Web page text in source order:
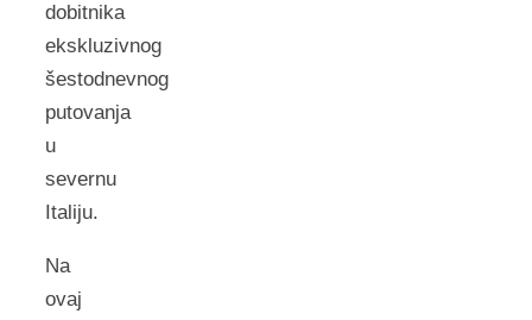
dobitnika
ekskluzivnog
šestodnevnog
putovanja
u
severnu
Italiju.
Na
ovaj